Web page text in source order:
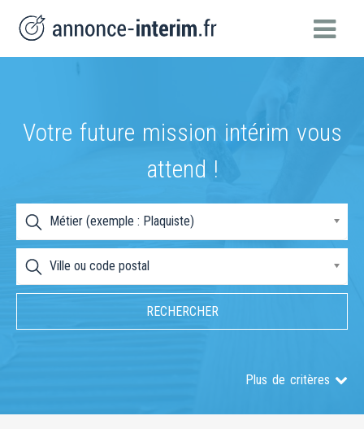
Votre future mission intérim vous
attend !
Métier (exemple : Plaquiste)
Ville ou code postal
Plus de critères